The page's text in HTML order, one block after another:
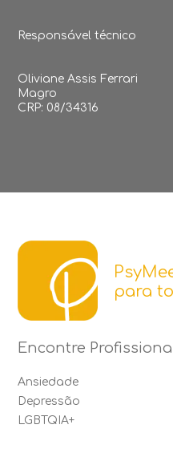
Responsável técnico
Oliviane Assis Ferrari
Magro
CRP: 08/34316
para
Encontre
Ansiedade
Depressão
LGBTQIA+